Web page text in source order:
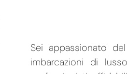
Sei appassionato
imbarcazioni di